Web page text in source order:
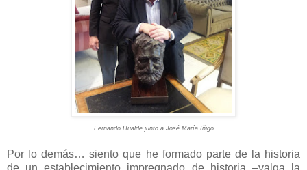
Fernando Hualde junto a José María Iñigo
Por lo demás… siento que he formado parte de la historia
de un establecimiento impregnado de historia –valga la